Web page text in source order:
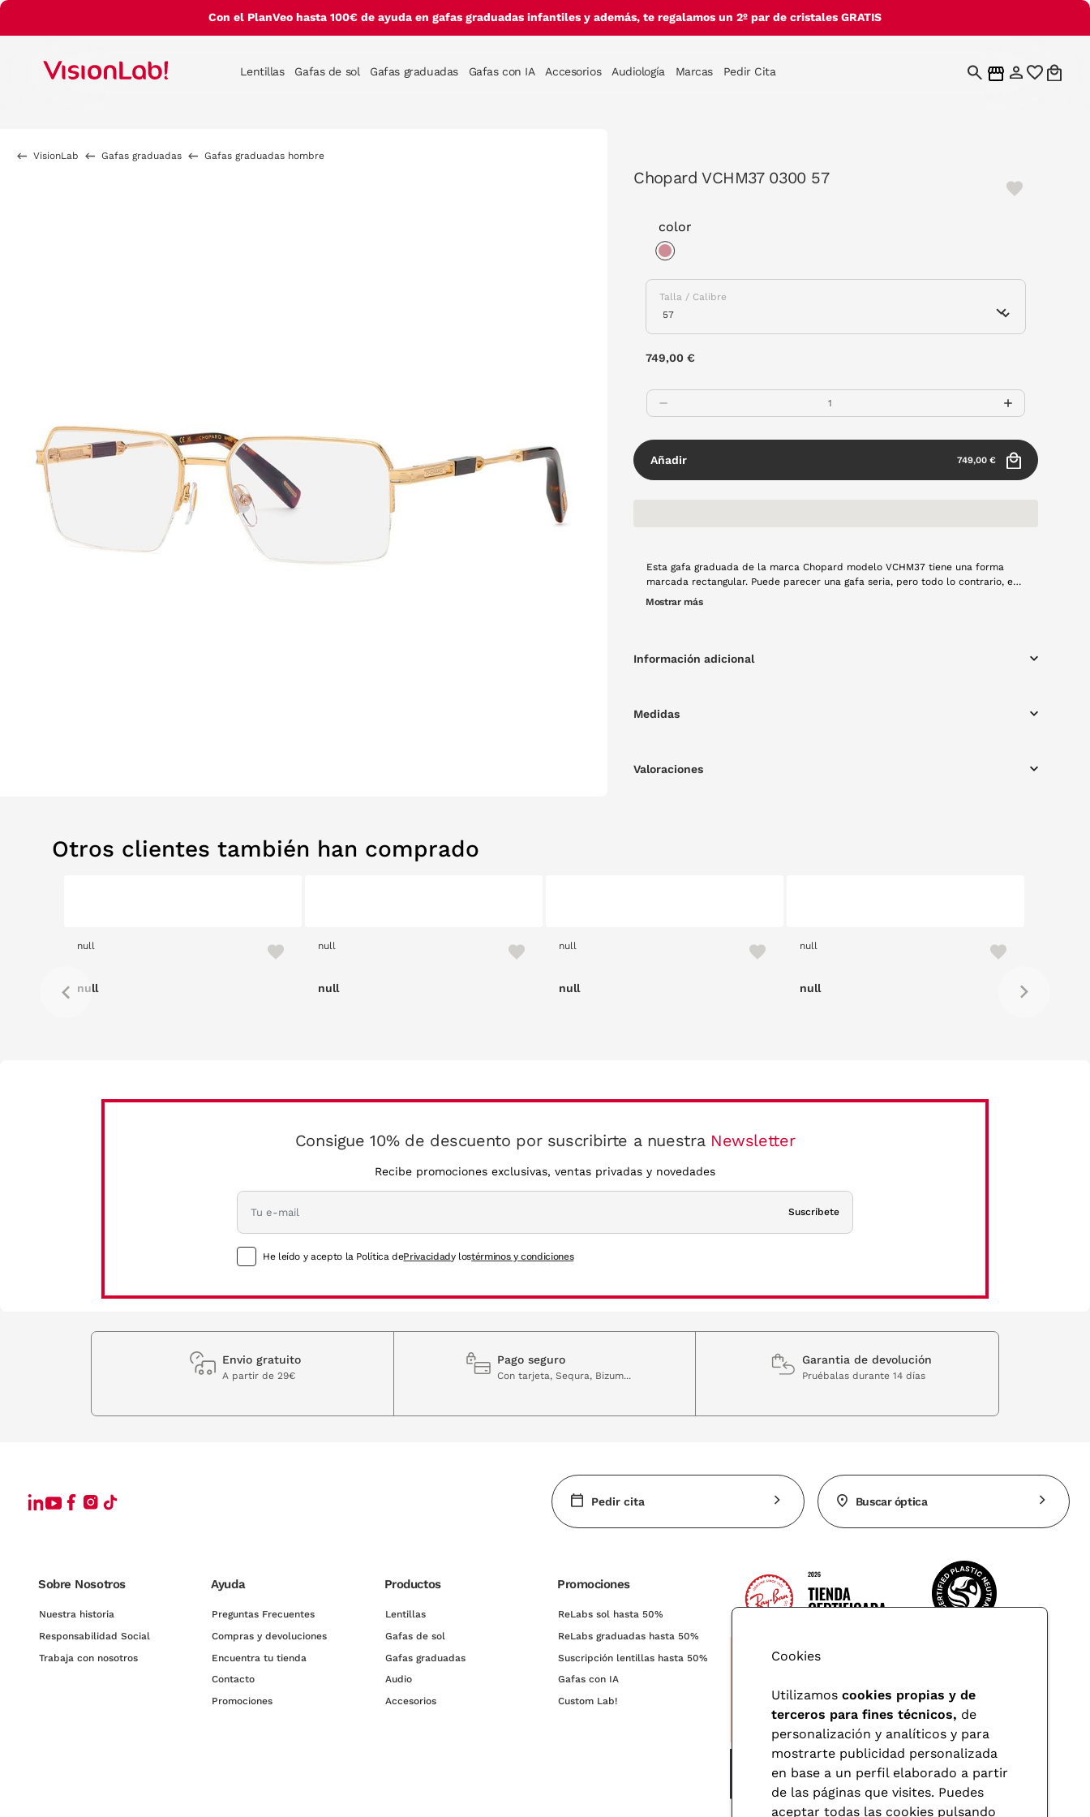
Con el PlanVeo hasta 100€ de ayuda en gafas graduadas infantiles y además, te regalamos un 2º par de cristales GRATIS
Lentillas Gafas de sol Gafas graduadas Gafas con IA Accesorios Audiología Marcas Pedir Cita
VisionLab Gafas graduadas Gafas graduadas hombre
Chopard VCHM37 0300 57
color
Talla / Calibre
749,00 €
Añadir 749,00 €
Esta gafa graduada de la marca Chopard modelo VCHM37 tiene una forma
marcada rectangular. Puede parecer una gafa seria, pero todo lo contrario, es
una gafa atemporal y que te aporará ese toque de elegancia que tu look
Mostrar más
Información adicional
Medidas
Valoraciones
Otros clientes también han comprado
null
null
null
null
null
null
null
null
Consigue 10% de descuento por suscribirte a nuestra Newsletter
Recibe promociones exclusivas, ventas privadas y novedades
Suscríbete
He leído y acepto la Política dePrivacidady lostérminos y condiciones
Envio gratuito
A partir de 29€
Pago seguro
Con tarjeta, Sequra, Bizum...
Garantia de devolución
Pruébalas durante 14 días
Pedir cita Buscar óptica
Sobre Nosotros
Nuestra historia
Responsabilidad Social
Trabaja con nosotros
Ayuda
Preguntas Frecuentes
Compras y devoluciones
Encuentra tu tienda
Contacto
Promociones
Productos
Lentillas
Gafas de sol
Gafas graduadas
Audio
Accesorios
Promociones
ReLabs sol hasta 50%
ReLabs graduadas hasta 50%
Suscripción lentillas hasta 50%
Gafas con IA
Custom Lab!
Cookies
Utilizamos cookies propias y de
terceros para fines técnicos, de
personalización y analíticos y para
mostrarte publicidad personalizada
en base a un perfil elaborado a partir
de las páginas que visites. Puedes
aceptar todas las cookies pulsando